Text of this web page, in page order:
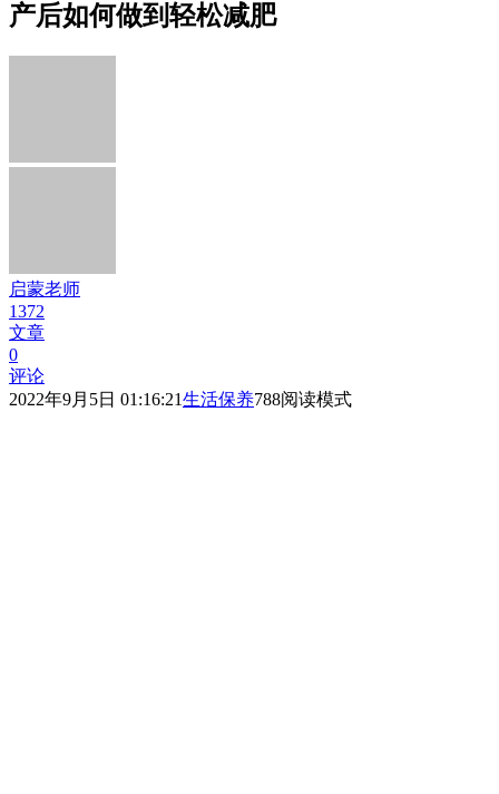
产后如何做到轻松减肥
启蒙老师
1372
文章
0
评论
2022年9月5日 01:16:21生活保养788阅读模式